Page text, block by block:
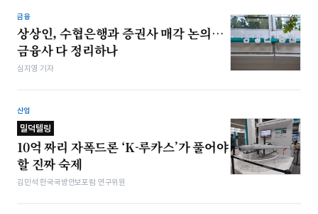
금융
상상인, 수협은행과 증권사 매각 논의…
금융사 다 정리하나
심지영 기자
산업
밀덕텔링
10억 짜리 자폭드론 ‘K-루카스’가 풀어야
할 진짜 숙제
김민석 한국국방안보포럼 연구위원